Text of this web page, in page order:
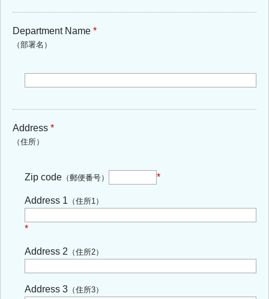
Department Name *
（部署名）
Address *
（住所）
Zip code （郵便番号） *
Address 1 （住所1）
*
Address 2 （住所2）
Address 3 （住所3）